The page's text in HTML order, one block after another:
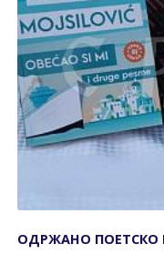
ОДРЖАНО ПОЕТСКО